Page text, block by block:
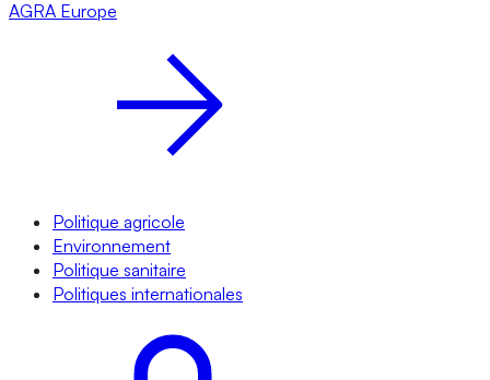
AGRA Europe
Politique agricole
Environnement
Politique sanitaire
Politiques internationales